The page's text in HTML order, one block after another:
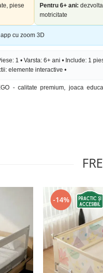
piese
Pentru 6+ ani:
motricitate
cu zoom 3D
1 • Varsta: 6+ ani • Include: 1
elemente interactive •
- calitate premium, joaca
-14%